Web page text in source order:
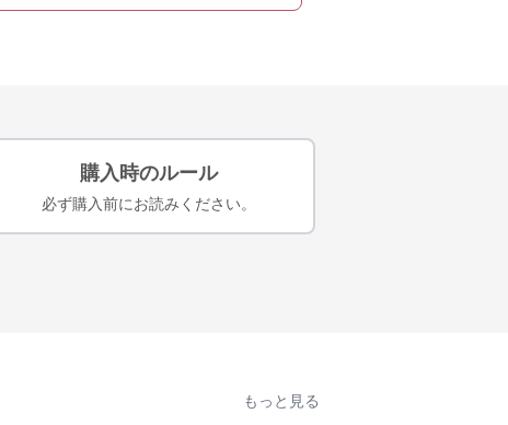
購入時のルール
必ず購入前にお読みください。
もっと見る